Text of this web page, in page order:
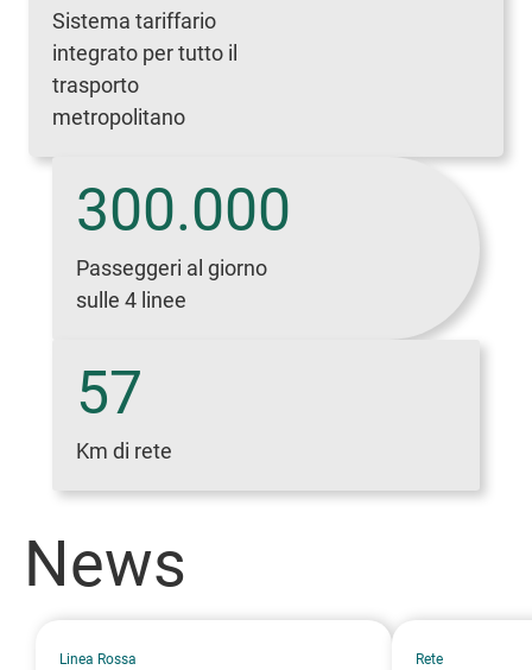
Sistema tariffario
integrato per tutto il
trasporto
metropolitano
300.000
Passeggeri al giorno
sulle 4 linee
57
Km di rete
News
Linea Rossa Rete